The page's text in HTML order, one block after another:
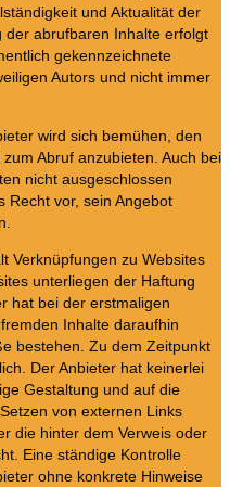
und Aktualität der
der abrufbaren Inhalte erfolgt
gekennzeichnete
Autors und nicht immer
wird sich bemühen, den
Abruf anzubieten. Auch bei
nicht ausgeschlossen
Recht vor, sein Angebot
Verknüpfungen zu Websites
unterliegen der Haftung
hat bei der erstmaligen
Inhalte daraufhin
bestehen. Zu dem Zeitpunkt
Der Anbieter hat keinerlei
Gestaltung und auf die
von externen Links
die hinter dem Verweis oder
Eine ständige Kontrolle
ohne konkrete Hinweise